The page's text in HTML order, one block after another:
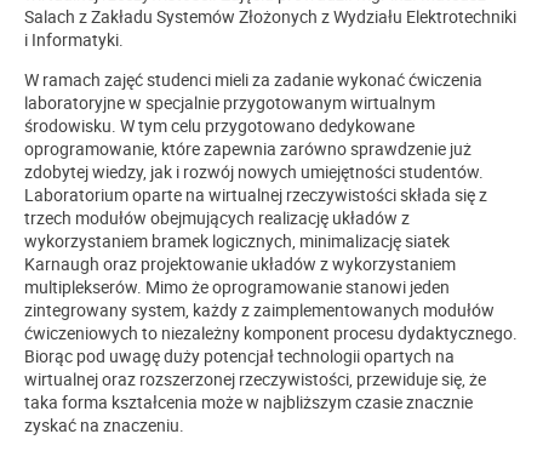
Salach z Zakładu Systemów Złożonych z Wydziału Elektrotechniki
i Informatyki.
W ramach zajęć studenci mieli za zadanie wykonać ćwiczenia
laboratoryjne w specjalnie przygotowanym wirtualnym
środowisku. W tym celu przygotowano dedykowane
oprogramowanie, które zapewnia zarówno sprawdzenie już
zdobytej wiedzy, jak i rozwój nowych umiejętności studentów.
Laboratorium oparte na wirtualnej rzeczywistości składa się z
trzech modułów obejmujących realizację układów z
wykorzystaniem bramek logicznych, minimalizację siatek
Karnaugh oraz projektowanie układów z wykorzystaniem
multiplekserów. Mimo że oprogramowanie stanowi jeden
zintegrowany system, każdy z zaimplementowanych modułów
ćwiczeniowych to niezależny komponent procesu dydaktycznego.
Biorąc pod uwagę duży potencjał technologii opartych na
wirtualnej oraz rozszerzonej rzeczywistości, przewiduje się, że
taka forma kształcenia może w najbliższym czasie znacznie
zyskać na znaczeniu.